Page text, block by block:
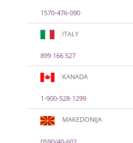
1570-476-090
ITALY
899 166 527
KANADA
1-900-528-1299
MAKEDONIJA